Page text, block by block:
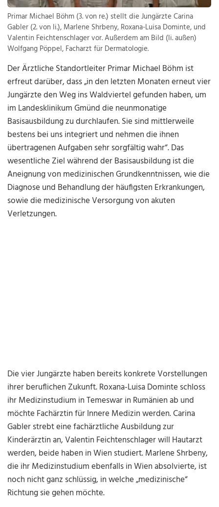
Primar Michael Böhm (3. von re.) stellt die Jungärzte Carina
Gabler (2. von li.), Marlene Shrbeny, Roxana-Luisa Dominte, und
Valentin Feichtenschlager vor. Außerdem am Bild (li. außen)
Wolfgang Pöppel, Facharzt für Dermatologie.
Der Ärztliche Standortleiter Primar Michael Böhm ist
erfreut darüber, dass „in den letzten Monaten erneut vier
Jungärzte den Weg ins Waldviertel gefunden haben, um
im Landesklinikum Gmünd die neunmonatige
Basisausbildung zu durchlaufen. Sie sind mittlerweile
bestens bei uns integriert und nehmen die ihnen
übertragenen Aufgaben sehr sorgfältig wahr“. Das
wesentliche Ziel während der Basisausbildung ist die
Aneignung von medizinischen Grundkenntnissen, wie die
Diagnose und Behandlung der häufigsten Erkrankungen,
sowie die medizinische Versorgung von akuten
Verletzungen.
Die vier Jungärzte haben bereits konkrete Vorstellungen
ihrer beruflichen Zukunft. Roxana-Luisa Dominte schloss
ihr Medizinstudium in Temeswar in Rumänien ab und
möchte Fachärztin für Innere Medizin werden. Carina
Gabler strebt eine fachärztliche Ausbildung zur
Kinderärztin an, Valentin Feichtenschlager will Hautarzt
werden, beide haben in Wien studiert. Marlene Shrbeny,
die ihr Medizinstudium ebenfalls in Wien absolvierte, ist
noch nicht ganz schlüssig, in welche „medizinische“
Richtung sie gehen möchte.